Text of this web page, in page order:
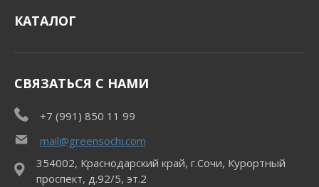
КАТАЛОГ
СВЯЗАТЬСЯ С НАМИ
+7 (991) 850 11 99
mail@greensochi.com
354002, Краснодарский край, г.Сочи, Курортный
проспект, д.92/5, эт.2